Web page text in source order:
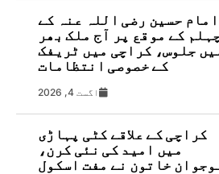
امام حسین رضی اللہ عنہ کے
کے موقع پر آج ملک بھر
جلوس، کراچی میں ٹریفک
کے خصوصی انتظامات
اگست 4, 2026
کراچی کے علاقے کٹی پہاڑی
میں امید کی نئی کرن،
خاتون نے مفت اسکول